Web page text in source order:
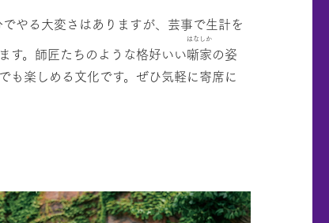
やる大変さはありますが、芸事で生計を
す。師匠たちのような格好いい噺家
はなしか
の姿
も楽しめる文化です。ぜひ気軽に寄席に